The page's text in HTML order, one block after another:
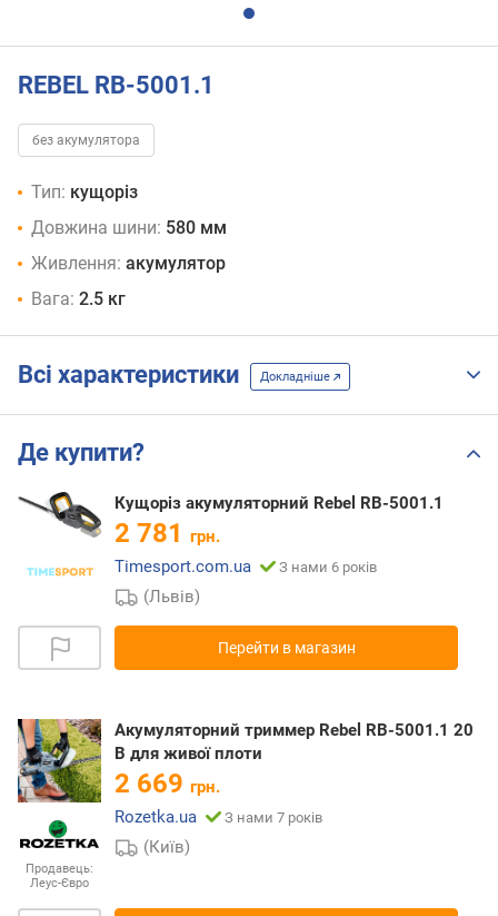
REBEL RB-5001.1
без акумулятора
Тип: кущоріз
Довжина шини: 580 мм
Живлення: акумулятор
Вага: 2.5 кг
Всі характеристики Докладніше
Де купити?
Кущоріз акумуляторний Rebel RB-5001.1
2 781 грн.
Timesport.com.ua
З нами 6 років
(Львів)
Перейти в магазин
Продавець:
Леус-Євро
Акумуляторний триммер Rebel RB-5001.1 20
В для живої плоти
2 669 грн.
Rozetka.ua
З нами 7 років
(Київ)